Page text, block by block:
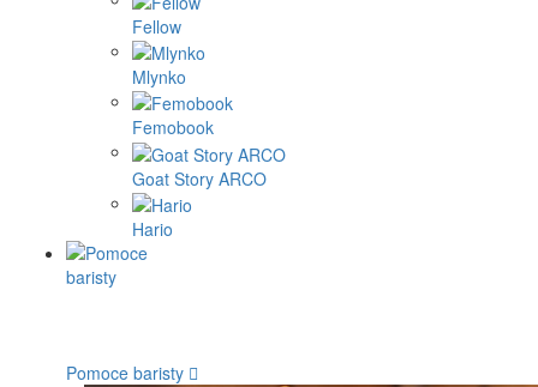
Fellow
Mlynko
Femobook
Goat Story ARCO
Hario
Pomoce baristy